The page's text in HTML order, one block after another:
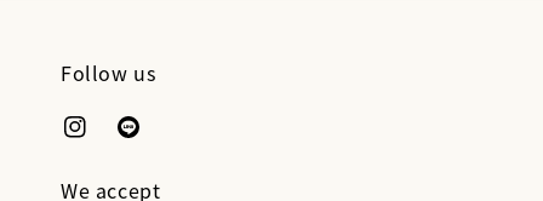
Follow us
We accept